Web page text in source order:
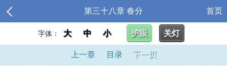
第三十八章 春分 首页
字体： 大 中 小 护眼 关灯
上一章 目录 下一页